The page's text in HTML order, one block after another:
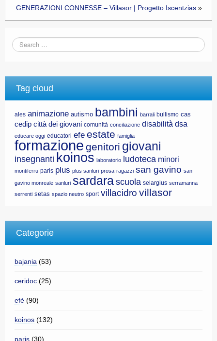
GENERAZIONI CONNESSE – Villasor | Progetto Iscentzias »
Tag cloud
ales animazione autismo bambini barrali bullismo cas
cedip città dei giovani comunità conciliazione disabilità dsa
educare oggi educatori efe estate famiglia
formazione genitori giovani
insegnanti koinos laboratorio ludoteca minori
montiferru paris plus plus sanluri prosa ragazzi san gavino san
gavino monreale sanluri sardara scuola selargius serramanna
serrenti setas spazio neutro sport villacidro villasor
Categorie
bajania (53)
ceridoc (25)
efè (90)
koinos (132)
paris (30)